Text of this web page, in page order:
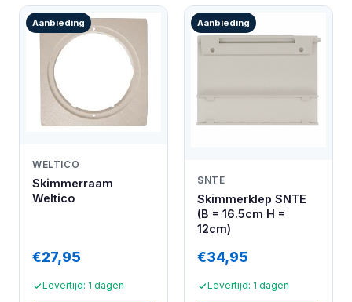
Aanbieding
WELTICO
Skimmerraam
Weltico
€27,95
Levertijd: 1 dagen
Aanbieding
SNTE
Skimmerklep SNTE
(B = 16.5cm H =
12cm)
€34,95
Levertijd: 1 dagen